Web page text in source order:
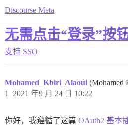
Discourse Meta
无需点击“登录”按
支持 SSO
Mohamed_Kbiri_Alaoui (Mohamed
2021 年9 月 24 日 10:22
1
你好，我遵循了这篇 OAuth2 基本